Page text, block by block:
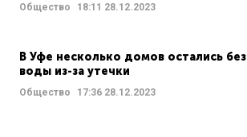
Общество 18:11 28.12.2023
В Уфе несколько домов остались без
воды из-за утечки
Общество 17:36 28.12.2023